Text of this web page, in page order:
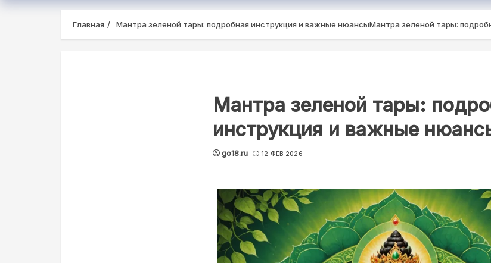
Главная Мантра зеленой тары: подробная инструкция и важные нюансыМантра зеленой тары:
Мантра зеленой тары:
инструкция и важные
go18.ru 12 ФЕВ 2026